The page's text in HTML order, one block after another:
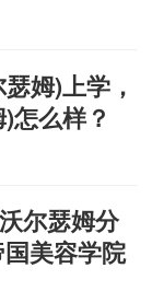
姆)上学，
怎么样？
尔瑟姆分
美容学院